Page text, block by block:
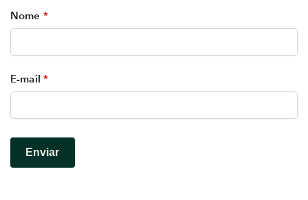
Nome *
E-mail *